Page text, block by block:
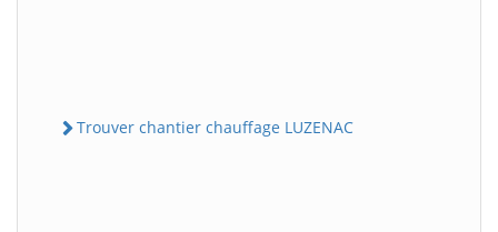
Trouver chantier chauffage LUZENAC